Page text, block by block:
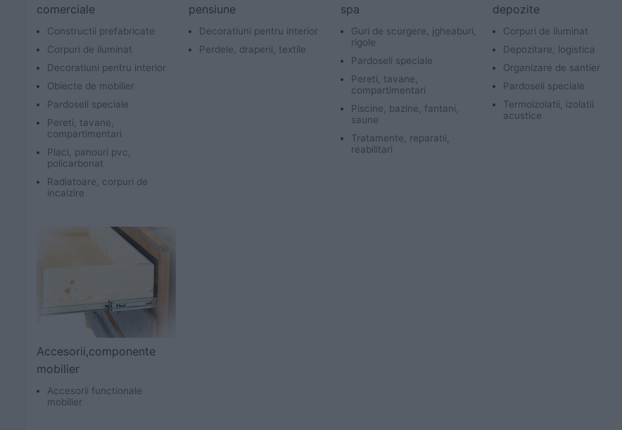
comerciale
Constructii prefabricate
Corpuri de iluminat
Decoratiuni pentru interior
Obiecte de mobilier
Pardoseli speciale
Pereti, tavane,
compartimentari
Placi, panouri pvc,
policarbonat
Radiatoare, corpuri de
incalzire
pensiune
Decoratiuni pentru interior
Perdele, draperii, textile
spa
Guri de scurgere, jgheaburi,
rigole
Pardoseli speciale
Pereti, tavane,
compartimentari
Piscine, bazine, fantani,
saune
Tratamente, reparatii,
reabilitari
depozite
Corpuri de iluminat
Depozitare, logistica
Organizare de santier
Pardoseli speciale
Termoizolatii, izolatii
acustice
Accesorii,componente
mobilier
Accesorii functionale
mobilier